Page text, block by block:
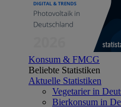
Konsum & FMCG
Beliebte Statistiken
Aktuelle Statistiken
Vegetarier in
Bierkonsum in